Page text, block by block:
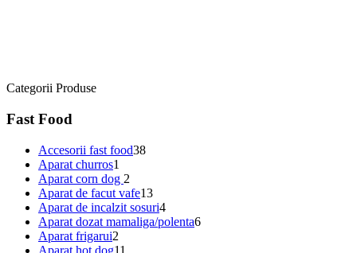
Categorii Produse
Fast Food
Accesorii fast food38
Aparat churros1
Aparat corn dog 2
Aparat de facut vafe13
Aparat de incalzit sosuri4
Aparat dozat mamaliga/polenta6
Aparat frigarui2
Aparat hot dog11